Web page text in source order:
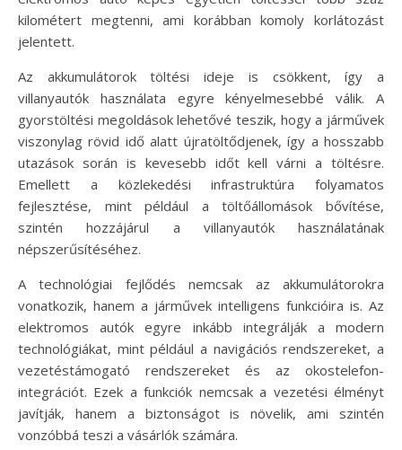
kilométert megtenni, ami korábban komoly korlátozást
jelentett.
Az akkumulátorok töltési ideje is csökkent, így a
villanyautók használata egyre kényelmesebbé válik. A
gyorstöltési megoldások lehetővé teszik, hogy a járművek
viszonylag rövid idő alatt újratöltődjenek, így a hosszabb
utazások során is kevesebb időt kell várni a töltésre.
Emellett a közlekedési infrastruktúra folyamatos
fejlesztése, mint például a töltőállomások bővítése,
szintén hozzájárul a villanyautók használatának
népszerűsítéséhez.
A technológiai fejlődés nemcsak az akkumulátorokra
vonatkozik, hanem a járművek intelligens funkcióira is. Az
elektromos autók egyre inkább integrálják a modern
technológiákat, mint például a navigációs rendszereket, a
vezetéstámogató rendszereket és az okostelefon-
integrációt. Ezek a funkciók nemcsak a vezetési élményt
javítják, hanem a biztonságot is növelik, ami szintén
vonzóbbá teszi a vásárlók számára.